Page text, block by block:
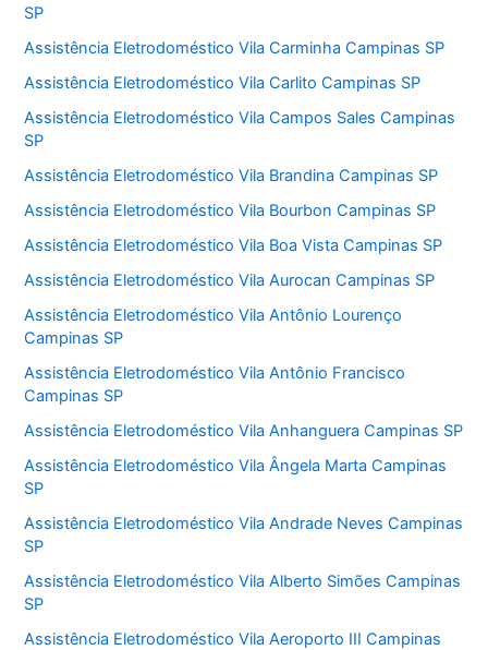
SP
Assistência Eletrodoméstico Vila Carminha Campinas SP
Assistência Eletrodoméstico Vila Carlito Campinas SP
Assistência Eletrodoméstico Vila Campos Sales Campinas
SP
Assistência Eletrodoméstico Vila Brandina Campinas SP
Assistência Eletrodoméstico Vila Bourbon Campinas SP
Assistência Eletrodoméstico Vila Boa Vista Campinas SP
Assistência Eletrodoméstico Vila Aurocan Campinas SP
Assistência Eletrodoméstico Vila Antônio Lourenço
Campinas SP
Assistência Eletrodoméstico Vila Antônio Francisco
Campinas SP
Assistência Eletrodoméstico Vila Anhanguera Campinas SP
Assistência Eletrodoméstico Vila Ângela Marta Campinas
SP
Assistência Eletrodoméstico Vila Andrade Neves Campinas
SP
Assistência Eletrodoméstico Vila Alberto Simões Campinas
SP
Assistência Eletrodoméstico Vila Aeroporto III Campinas